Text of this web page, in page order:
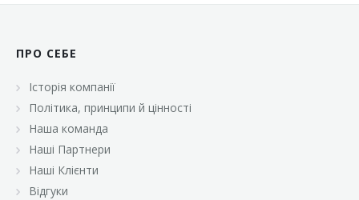
ПРО СЕБЕ
Історія компанії
Політика, принципи й цінності
Наша команда
Наші Партнери
Наші Клієнти
Відгуки